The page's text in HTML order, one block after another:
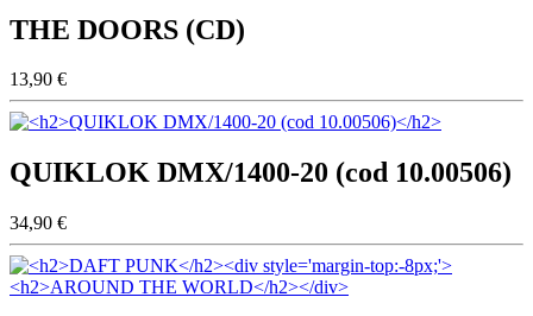
THE DOORS (CD)
13,90 €
QUIKLOK DMX/1400-20 (cod 10.00506)
34,90 €